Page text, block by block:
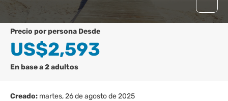
precio por persona Desde
US$2,593
En base a 2 adultos
Creado: martes, 26 de agosto de 2025